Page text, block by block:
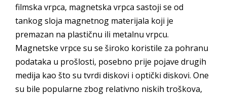
filmska vrpca, magnetska vrpca sastoji se od
tankog sloja magnetnog materijala koji je
premazan na plastičnu ili metalnu vrpcu.
Magnetske vrpce su se široko koristile za pohranu
podataka u prošlosti, posebno prije pojave drugih
medija kao što su tvrdi diskovi i optički diskovi. One
su bile popularne zbog relativno niskih troškova,